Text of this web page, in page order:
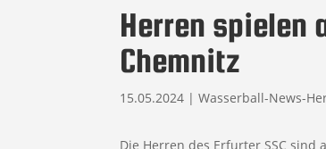
Herren spielen
Chemnitz
15.05.2024 |Wasserball-News-
Die Herren des Erfurter SSC sind